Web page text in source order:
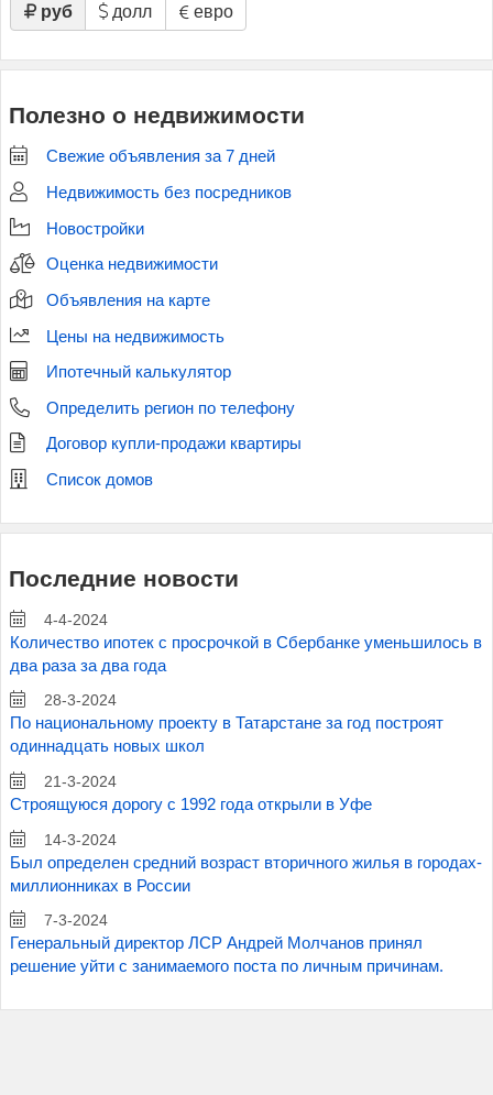
руб долл евро
Полезно о недвижимости
Свежие объявления за 7 дней
Недвижимость без посредников
Новостройки
Оценка недвижимости
Объявления на карте
Цены на недвижимость
Ипотечный калькулятор
Определить регион по телефону
Договор купли-продажи квартиры
Список домов
Последние новости
4-4-2024
Количество ипотек с просрочкой в Сбербанке уменьшилось в
два раза за два года
28-3-2024
По национальному проекту в Татарстане за год построят
одиннадцать новых школ
21-3-2024
Строящуюся дорогу с 1992 года открыли в Уфе
14-3-2024
Был определен средний возраст вторичного жилья в городах-
миллионниках в России
7-3-2024
Генеральный директор ЛСР Андрей Молчанов принял
решение уйти с занимаемого поста по личным причинам.